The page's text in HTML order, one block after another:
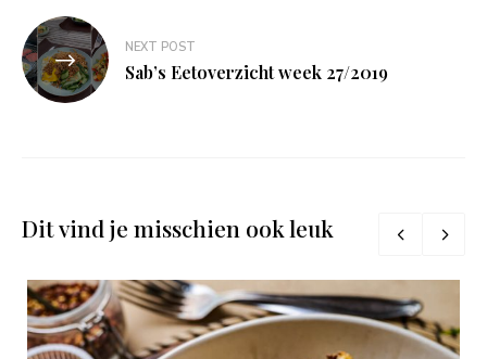
NEXT POST
Sab’s Eetoverzicht week 27/2019
Dit vind je misschien ook leuk